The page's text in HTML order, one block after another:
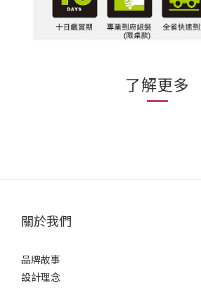
了解更多
關於我們
品牌故事
設計理念